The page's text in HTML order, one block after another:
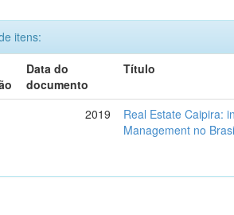
itens:
Data do
documento
Título
2019
Real Estate Caipira:
Management no